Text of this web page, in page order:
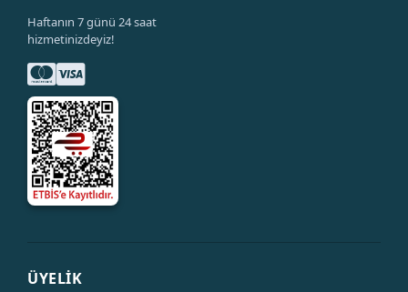
Haftanın 7 günü 24 saat
hizmetinizdeyiz!
ÜYELİK